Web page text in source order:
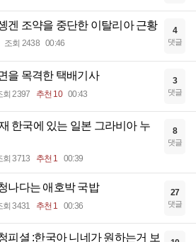
겐 조약을 중단한 이탈리아 근황
조회 2438 00:46
4
댓글
을 목격한 택배기사
회 2397 추천 10 00:43
3
댓글
한국에 있는 일본 그라비아 누
회 3713 추천 1 00:39
8
댓글
나다는 애호박 국밥
회 3431 추천 1 00:36
27
댓글
피셜 :한국아 니네가 원하는거 보